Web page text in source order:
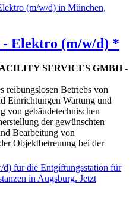
Elektro (m/w/d) *
SERVICES GMBH-
reibungslosen Betriebs von
Einrichtungen Wartung und
von gebäudetechnischen
der gewünschten
Bearbeitung von
Objektbetreuung bei der